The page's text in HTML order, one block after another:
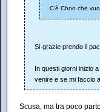
C'è Choo che
Sì grazie prendo il
In questi giorni inizio
venire e se mi faccio
Scusa, ma tra poco